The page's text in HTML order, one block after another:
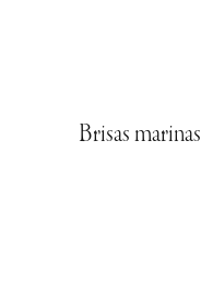
Brisas marinas